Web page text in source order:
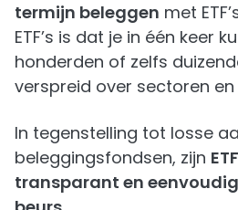
termijn beleggen met
ETF’s is dat je in één keer
honderden of zelfs
verspreid over sectoren en
In tegenstelling tot losse
beleggingsfondsen, zijn
transparant en